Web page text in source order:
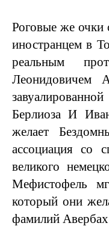
Роговые же очки
иностранцем в
реальным
Леонидовичем
Берлиоза И
желает
ассоциация со
великого
Мефистофель
который они
фамилий